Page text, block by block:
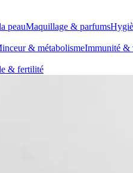
peauMaquillage & parfums
& métabolismeImmunité &
& fertilité